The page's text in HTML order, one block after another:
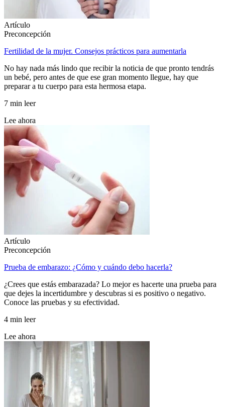
Artículo
Preconcepción
Fertilidad de la mujer. Consejos prácticos para aumentarla
No hay nada más lindo que recibir la noticia de que pronto tendrás
un bebé, pero antes de que ese gran momento llegue, hay que
preparar a tu cuerpo para esta hermosa etapa.
7 min leer
Lee ahora
Artículo
Preconcepción
Prueba de embarazo: ¿Cómo y cuándo debo hacerla?
¿Crees que estás embarazada? Lo mejor es hacerte una prueba para
que dejes la incertidumbre y descubras si es positivo o negativo.
Conoce las pruebas y su efectividad.
4 min leer
Lee ahora